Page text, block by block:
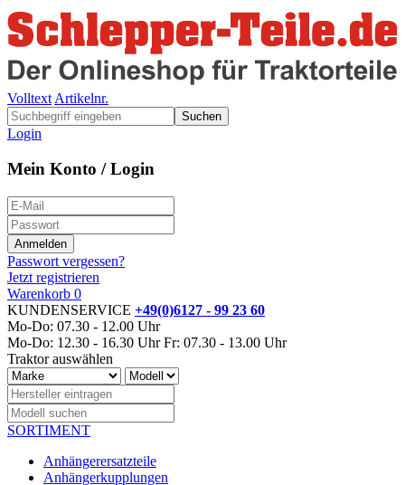
Volltext Artikelnr.
Suchen
Login
Mein Konto / Login
Passwort vergessen?
Jetzt registrieren
Warenkorb 0
KUNDENSERVICE +49(0)6127 - 99 23 60
Mo-Do: 07.30 - 12.00 Uhr
Mo-Do: 12.30 - 16.30 Uhr Fr: 07.30 - 13.00 Uhr
Traktor auswählen
SORTIMENT
Anhängerersatzteile
Anhängerkupplungen